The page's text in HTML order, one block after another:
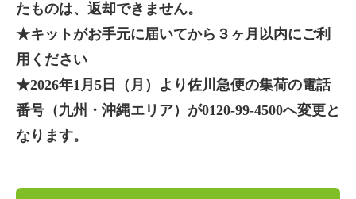
たものは、返却できません。
★キットがお手元に届いてから３ヶ月以内にご利
用ください
★2026年1月5日（月）より佐川急便の集荷の電話
番号（九州・沖縄エリア）が0120‐99‐4500へ変更と
なります。